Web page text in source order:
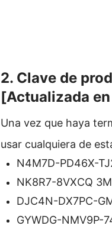
2. Clave de
[Actualizada
Una vez que haya
usar cualquiera de
N4M7D-PD46X-
NK8R7-8VXCQ
DJC4N-DX7PC-
GYWDG-NMV9P-